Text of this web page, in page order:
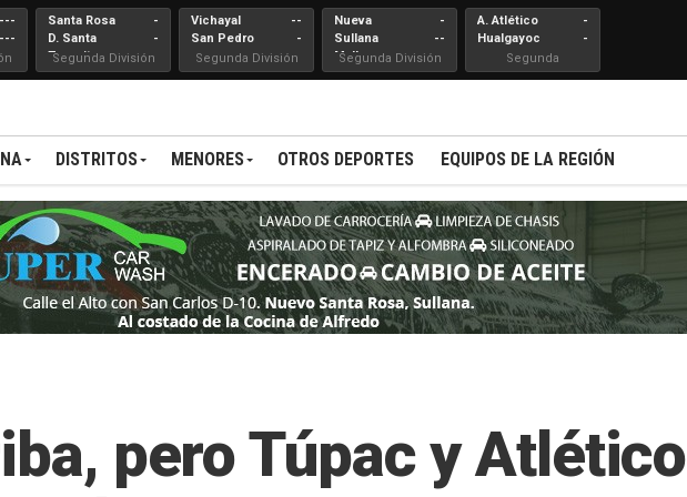
---
---
Santa Rosa
D. Santa
Teresita
-
-
Segunda División
Vichayal
San Pedro
--
-
Segunda División
Nueva
Sullana
Mallares
-
--
Segunda División
A. Atlético
Hualgayoc
-
-
Segunda
Profesional
DISTRITOS MENORES OTROS DEPORTES EQUIPOS DE LA REGIÓN
pero Túpac y Atlético